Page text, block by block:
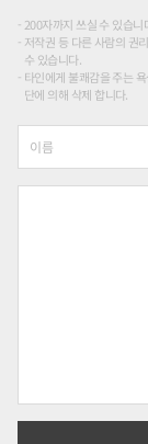
200자까지 쓰실 수 있습
저작권 등 다른 사람의 권
수 있습니다.
타인에게 불쾌감을 주는
단에 의해 삭제 합니다.